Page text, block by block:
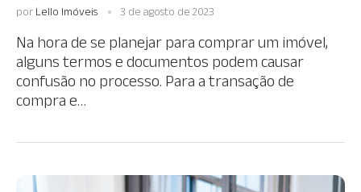
por Lello Imóveis 3 de agosto de 2023
Na hora de se planejar para comprar um imóvel,
alguns termos e documentos podem causar
confusão no processo. Para a transação de
compra e…